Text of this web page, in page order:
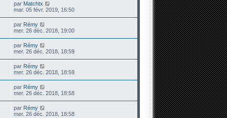
par Matchtx
mar. 05 févr. 2019, 16:50
par Rémy
mer. 26 déc. 2018, 19:00
par Rémy
mer. 26 déc. 2018, 18:59
par Rémy
mer. 26 déc. 2018, 18:59
par Rémy
mer. 26 déc. 2018, 18:58
par Rémy
mer. 26 déc. 2018, 18:58